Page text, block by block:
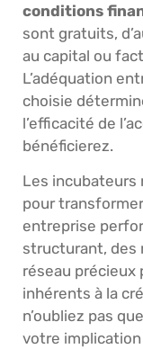
conditions
sont gratuits,
au capital ou
L’adéquation
choisie
l’efficacité de
bénéficierez.
Les incubateurs
pour
entreprise
structurant, des
réseau précieux
inhérents à la
n’oubliez pas
votre